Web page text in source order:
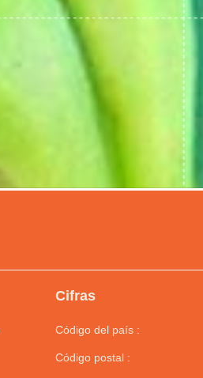
Cifras
Código del país :
Código postal :